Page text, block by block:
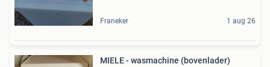
Franeker 1 aug 26
MIELE - wasmachine (bovenlader)